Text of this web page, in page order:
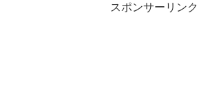
スポンサーリンク